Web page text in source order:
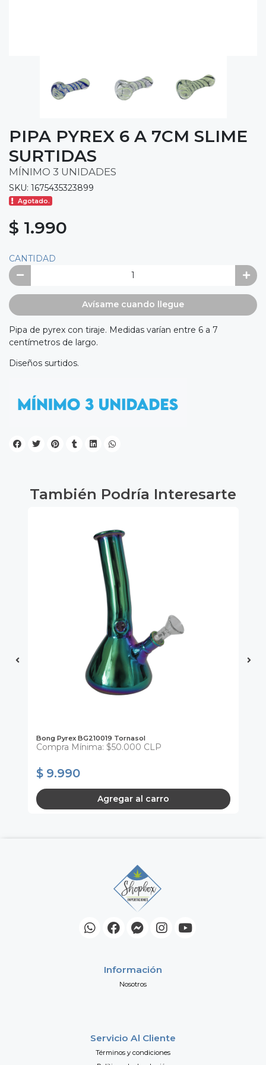
PIPA PYREX 6 A 7CM SLIME
SURTIDAS
MÍNIMO 3 UNIDADES
SKU: 1675435323899
Agotado.
$ 1.990
CANTIDAD
Avísame cuando llegue
Pipa de pyrex con tiraje. Medidas varían entre 6 a 7
centímetros de largo.
Diseños surtidos.
También Podría Interesarte
Bong Pyrex BG210019 Tornasol
Compra Mínima: $50.000 CLP
$ 9.990
Agregar al carro
Información
Nosotros
Servicio Al Cliente
Términos y condiciones